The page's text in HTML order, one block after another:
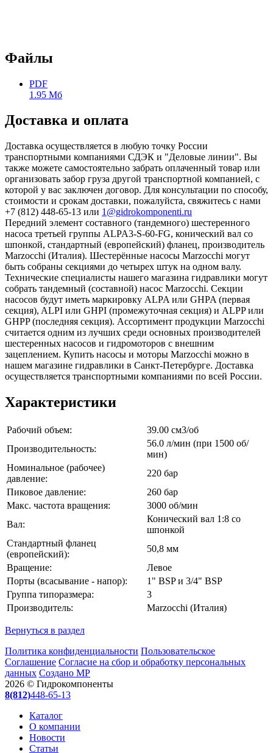
Файлы
PDF
1.95 Мб
Доставка и оплата
Доставка осуществляется в любую точку России
транспортными компаниями СДЭК и "Деловые линии". Вы
также можете самостоятельно забрать оплаченный товар или
организовать забор груза другой транспортной компанией, с
которой у вас заключен договор. Для консультации по способу,
стоимости и срокам доставки, пожалуйста, свяжитесь с нами
+7 (812) 448-65-13 или 1@gidrokomponenti.ru
Передний элемент составного (тандемного) шестеренного
насоса третьей группы ALPA3-S-60-FG, конический вал со
шпонкой, стандартный (европейский) фланец, производитель
Marzocchi (Италия). Шестерённые насосы Marzocchi могут
быть собраны секциями до четырех штук на одном валу.
Технические специалисты нашего магазина гидравлики могут
собрать тандемный (составной) насос Marzocchi. Секции
насосов будут иметь маркировку ALPA или GHPA (первая
секция), ALPI или GHPI (промежуточная секция) и ALPP или
GHPP (последняя секция). Ассортимент продукции Marzocchi
считается одним из лучших среди основных производителей
шестеренных насосов и гидромоторов с внешним
зацеплением. Купить насосы и моторы Marzocchi можно в
нашем магазине гидравлики в Санкт-Петербурге. Доставка
осуществляется транспортными компаниями по всей России.
Характеристики
Рабочий объем:
39.00 см3/об
Производительность:
56.0 л/мин (при 1500 об/
мин)
Номинальное (рабочее)
давление:
220 бар
Пиковое давление:
260 бар
Макс. частота вращения:
3000 об/мин
Вал:
Конический вал 1:8 со
шпонкой
Стандартный фланец
(европейский):
50,8 мм
Вращение:
Левое
Порты (всасывание - напор):
1" BSP и 3/4" BSP
Группа типоразмера:
3
Производитель:
Marzocchi (Италия)
Вернуться в раздел
Политика конфиденциальности Пользовательское
Соглашение Согласие на сбор и обработку персональных
данных Создано МР
2026 © Гидрокомпоненты
8(812)448-65-13
Каталог
О компании
Новости
Статьи